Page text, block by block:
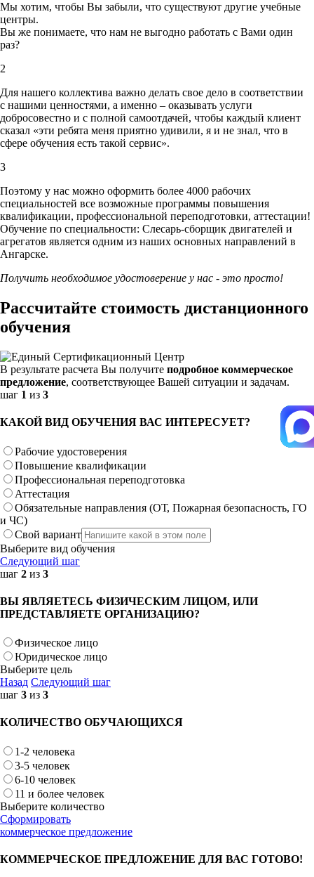
Мы хотим, чтобы Вы забыли, что существуют другие учебные
центры.
Вы же понимаете, что нам не выгодно работать с Вами один
раз?
2
Для нашего коллектива важно делать свое дело в соответствии
с нашими ценностями, а именно – оказывать услуги
добросовестно и с полной самоотдачей, чтобы каждый клиент
сказал «эти ребята меня приятно удивили, я и не знал, что в
сфере обучения есть такой сервис».
3
Поэтому у нас можно оформить более 4000 рабочих
специальностей все возможные программы повышения
квалификации, профессиональной переподготовки, аттестации!
Обучение по специальности: Слесарь-сборщик двигателей и
агрегатов является одним из наших основных направлений в
Ангарске.
Получить необходимое удостоверение у нас - это просто!
Рассчитайте стоимость дистанционного
обучения
В результате расчета Вы получите подробное коммерческое
предложение, соответствующее Вашей ситуации и задачам.
шаг 1 из 3
КАКОЙ ВИД ОБУЧЕНИЯ ВАС ИНТЕРЕСУЕТ?
Рабочие удостоверения
Повышение квалификации
Профессиональная переподготовка
Аттестация
Обязательные направления (ОТ, Пожарная безопасность, ГО
и ЧС)
Свой вариант
Выберите вид обучения
Следующий шаг
шаг 2 из 3
ВЫ ЯВЛЯЕТЕСЬ ФИЗИЧЕСКИМ ЛИЦОМ, ИЛИ
ПРЕДСТАВЛЯЕТЕ ОРГАНИЗАЦИЮ?
Физическое лицо
Юридическое лицо
Выберите цель
Назад Следующий шаг
шаг 3 из 3
КОЛИЧЕСТВО ОБУЧАЮЩИХСЯ
1-2 человека
3-5 человек
6-10 человек
11 и более человек
Выберите количество
Сформировать
коммерческое предложение
КОММЕРЧЕСКОЕ ПРЕДЛОЖЕНИЕ ДЛЯ ВАС ГОТОВО!